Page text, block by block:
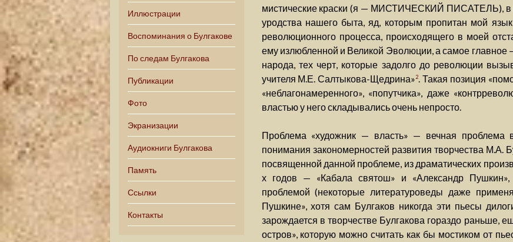
Иллюстрации
Воспоминания о Булгакове
По следам Булгакова
Публикации
Фото
Экранизации
Аудиокниги Булгакова
Память
Ссылки
Контакты
мистические краски (я — МИСТИЧЕСКИЙ ПИСАТЕЛЬ), в
уродства нашего быта, яд, которым пропитан мой
революционного процесса, происходящего в моей
ему излюбленной и Великой Эволюции, а самое
народа, тех черт, которые задолго до революции
учителя М.Е. Салтыкова-Щедрина»2. Такая позиция
«неблагонамеренного», «попутчика», даже
властью у него складывались очень непросто.
Проблема «художник — власть» — вечная проблема
понимания закономерностей развития творчества М.А.
посвященной данной проблеме, из драматических
х годов — «Кабала святош» и «Александр
проблемой (некоторые литературоведы даже
Пушкине», хотя сам Булгаков никогда эти пьесы
зарождается в творчестве Булгакова гораздо раньше,
остров», которую можно считать как бы мостиком от